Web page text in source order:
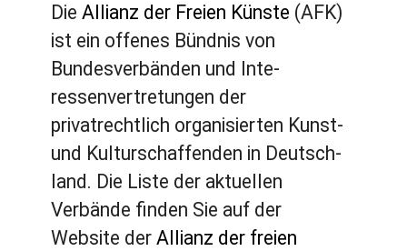
Die Allianz der Freien Künste (AFK)
ist ein offenes Bündnis von
Bundesverbänden und Inte­
ressenvertretungen der
privatrechtlich organisierten Kunst-
und Kulturschaffenden in Deutsch­
land. Die Liste der aktuellen
Verbände finden Sie auf der
Website der Allianz der freien